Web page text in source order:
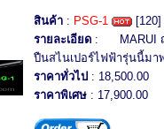
สินค้า : PSG-1
[120]
รายละเอียด : MARUI
ปืนสไนเปอร์ไฟฟ้ารุ่นนี้มา
ราคาทั่วไป : 18,500.00
ราคาพิเศษ : 17,900.00